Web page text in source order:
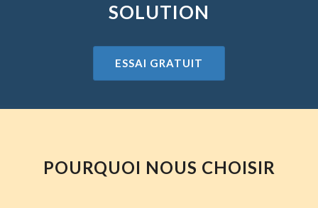
SOLUTION
ESSAI GRATUIT
POURQUOI NOUS CHOISIR